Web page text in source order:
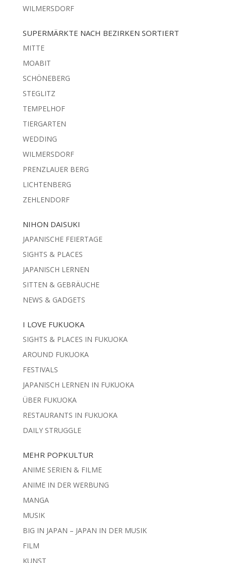
WILMERSDORF
SUPERMÄRKTE NACH BEZIRKEN SORTIERT
MITTE
MOABIT
SCHÖNEBERG
STEGLITZ
TEMPELHOF
TIERGARTEN
WEDDING
WILMERSDORF
PRENZLAUER BERG
LICHTENBERG
ZEHLENDORF
NIHON DAISUKI
JAPANISCHE FEIERTAGE
SIGHTS & PLACES
JAPANISCH LERNEN
SITTEN & GEBRÄUCHE
NEWS & GADGETS
I LOVE FUKUOKA
SIGHTS & PLACES IN FUKUOKA
AROUND FUKUOKA
FESTIVALS
JAPANISCH LERNEN IN FUKUOKA
ÜBER FUKUOKA
RESTAURANTS IN FUKUOKA
DAILY STRUGGLE
MEHR POPKULTUR
ANIME SERIEN & FILME
ANIME IN DER WERBUNG
MANGA
MUSIK
BIG IN JAPAN – JAPAN IN DER MUSIK
FILM
KUNST